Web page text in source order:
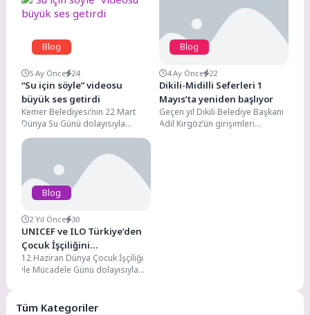
Blog
5 Ay Önce 24
“Su için söyle” videosu
büyük ses getirdi
Kemer Belediyesi’nin 22 Mart
Dünya Su Günü dolayısıyla
hazırladığı “Su için söyle”
videosu büyük ses...
Blog
4 Ay Önce 22
Dikili-Midilli Seferleri 1
Mayıs’ta yeniden başlıyor
Geçen yıl Dikili Belediye Başkanı
Adil Kırgöz’ün girişimleri
Blog
2 Yıl Önce 30
UNICEF ve ILO Türkiye’den
Çocuk İşçiliğini
Sonlandırma Çağrısı!
12 Haziran Dünya Çocuk İşçiliği
ile Mücadele Günü dolayısıyla
Tüm Kategoriler